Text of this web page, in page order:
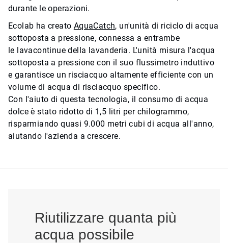
durante le operazioni.
Ecolab ha creato AquaCatch, un'unità di riciclo di acqua
sottoposta a pressione, connessa a entrambe
le lavacontinue della lavanderia. L'unità misura l'acqua
sottoposta a pressione con il suo flussimetro induttivo
e garantisce un risciacquo altamente efficiente con un
volume di acqua di risciacquo specifico.
Con l'aiuto di questa tecnologia, il consumo di acqua
dolce è stato ridotto di 1,5 litri per chilogrammo,
risparmiando quasi 9.000 metri cubi di acqua all'anno,
aiutando l'azienda a crescere.
Riutilizzare quanta più
acqua possibile